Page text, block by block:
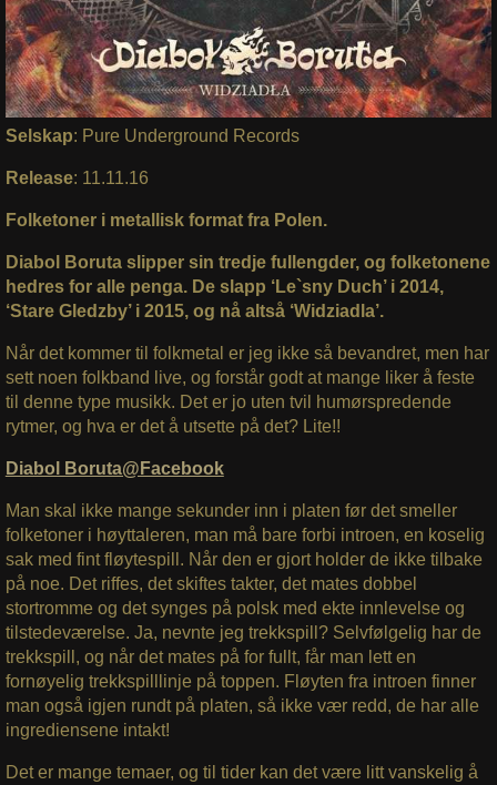
Selskap: Pure Underground Records
Release: 11.11.16
Folketoner i metallisk format fra Polen.
Diabol Boruta slipper sin tredje fullengder, og folketonene
hedres for alle penga. De slapp ‘Le`sny Duch’ i 2014,
‘Stare Gledzby’ i 2015, og nå altså ‘Widziadla’.
Når det kommer til folkmetal er jeg ikke så bevandret, men har
sett noen folkband live, og forstår godt at mange liker å feste
til denne type musikk. Det er jo uten tvil humørspredende
rytmer, og hva er det å utsette på det? Lite!!
Diabol Boruta@Facebook
Man skal ikke mange sekunder inn i platen før det smeller
folketoner i høyttaleren, man må bare forbi introen, en koselig
sak med fint fløytespill. Når den er gjort holder de ikke tilbake
på noe. Det riffes, det skiftes takter, det mates dobbel
stortromme og det synges på polsk med ekte innlevelse og
tilstedeværelse. Ja, nevnte jeg trekkspill? Selvfølgelig har de
trekkspill, og når det mates på for fullt, får man lett en
fornøyelig trekkspilllinje på toppen. Fløyten fra introen finner
man også igjen rundt på platen, så ikke vær redd, de har alle
ingrediensene intakt!
Det er mange temaer, og til tider kan det være litt vanskelig å